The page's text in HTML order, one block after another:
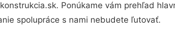
Ponúkame vám prehľad
spolupráce s nami nebudete ľutovať.